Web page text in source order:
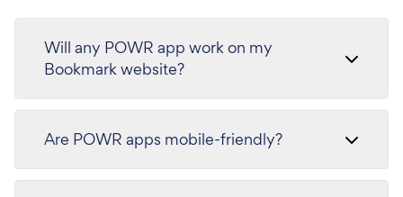
Will any POWR app work on my
Bookmark website?
Are POWR apps mobile-friendly?